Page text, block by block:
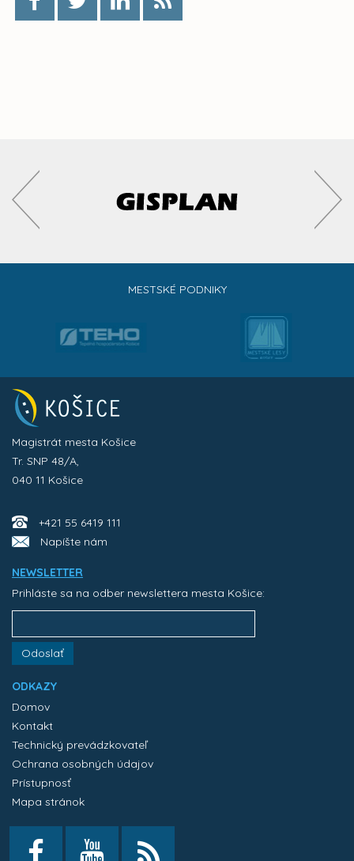
MESTSKÉ PODNIKY
Magistrát mesta Košice
Tr. SNP 48/A,
040 11 Košice
+421 55 6419 111
Napíšte nám
NEWSLETTER
Prihláste sa na odber newslettera mesta Košice:
Odoslať
ODKAZY
Domov
Kontakt
Technický prevádzkovateľ
Ochrana osobných údajov
Prístupnosť
Mapa stránok